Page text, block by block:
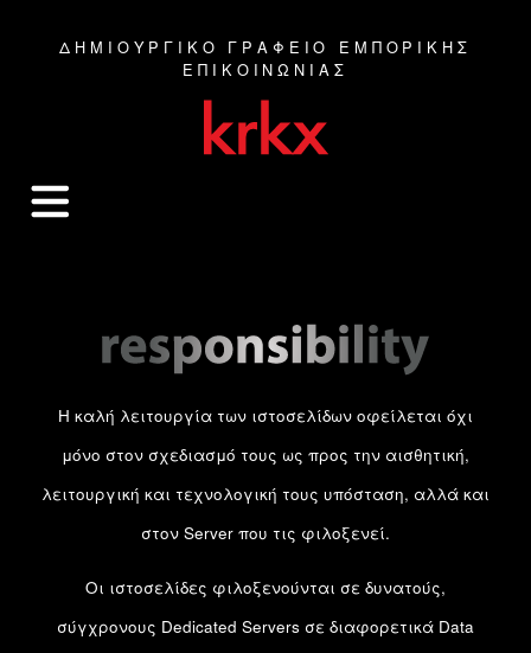
ΔΗΜΙΟΥΡΓΙΚΟ ΓΡΑΦΕΙΟ ΕΜΠΟΡΙΚΗΣ
ΕΠΙΚΟΙΝΩΝΙΑΣ
Η καλή λειτουργία των ιστοσελίδων οφείλεται όχι
μόνο στον σχεδιασμό τους ως προς την αισθητική,
λειτουργική και τεχνολογική τους υπόσταση, αλλά και
στον Server που τις φιλοξενεί.
Οι ιστοσελίδες φιλοξενούνται σε δυνατούς,
σύγχρονους Dedicated Servers σε διαφορετικά Data